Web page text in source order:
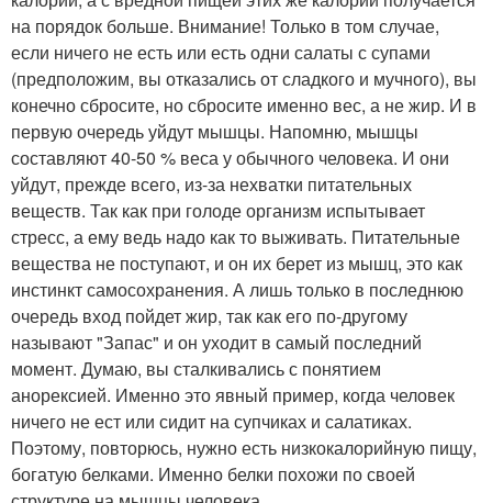
на порядок больше. Внимание! Только в том случае,
если ничего не есть или есть одни салаты с супами
(предположим, вы отказались от сладкого и мучного), вы
конечно сбросите, но сбросите именно вес, а не жир. И в
первую очередь уйдут мышцы. Напомню, мышцы
составляют 40-50 % веса у обычного человека. И они
уйдут, прежде всего, из-за нехватки питательных
веществ. Так как при голоде организм испытывает
стресс, а ему ведь надо как то выживать. Питательные
вещества не поступают, и он их берет из мышц, это как
инстинкт самосохранения. А лишь только в последнюю
очередь вход пойдет жир, так как его по-другому
называют "Запас" и он уходит в самый последний
момент. Думаю, вы сталкивались с понятием
анорексией. Именно это явный пример, когда человек
ничего не ест или сидит на супчиках и салатиках.
Поэтому, повторюсь, нужно есть низкокалорийную пищу,
богатую белками. Именно белки похожи по своей